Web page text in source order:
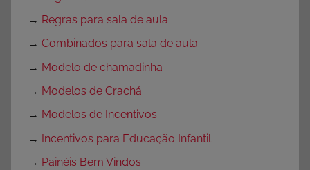
→ Regras para sala de aula
→ Combinados para sala de aula
→ Modelo de chamadinha
→ Modelos de Crachá
→ Modelos de Incentivos
→ Incentivos para Educação Infantil
→ Painéis Bem Vindos